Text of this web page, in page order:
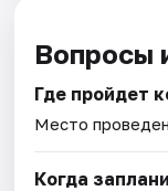
Вопросы
Где пройдет
Место
Когда